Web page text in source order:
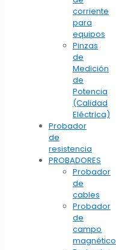
corriente
para
equipos
Pinzas
de
Medición
de
Potencia
(Calidad
Eléctrica)
Probador
de
resistencia
PROBADORES
Probador
de
cables
Probador
de
campo
magnético